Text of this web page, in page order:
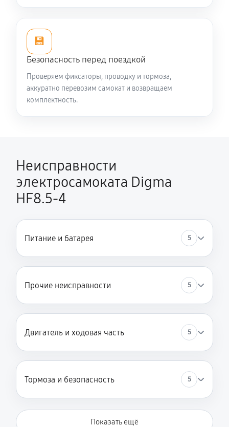
💾
Безопасность перед поездкой
Проверяем фиксаторы, проводку и тормоза,
аккуратно перевозим самокат и возвращаем
комплектность.
Неисправности
электросамоката Digma
HF8.5-4
Питание и батарея 5
Прочие неисправности 5
Двигатель и ходовая часть 5
Тормоза и безопасность 5
Показать ещё